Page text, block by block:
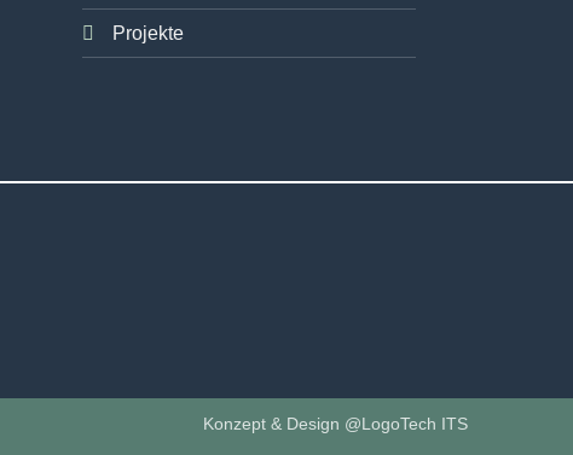
Projekte
Konzept & Design @LogoTech ITS